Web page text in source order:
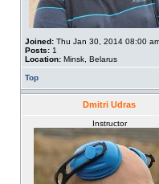
Joined: Thu Jan 30, 2014 08:00
Posts: 1
Location: Minsk, Belarus
Top
Dmitri Udras
Instructor